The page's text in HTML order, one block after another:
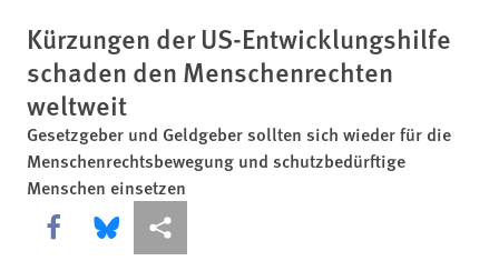
Kürzungen der US-Entwicklungshilfe
schaden den Menschenrechten
weltweit
Gesetzgeber und Geldgeber sollten sich wieder für die
Menschenrechtsbewegung und schutzbedürftige
Menschen einsetzen
Share this via Facebook
Share this via Bluesky
More sharing options